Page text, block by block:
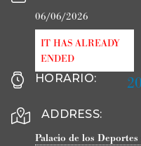
06/06/2026
IT HAS ALREADY
ENDED
HORARIO:
ADDRESS:
Palacio de los